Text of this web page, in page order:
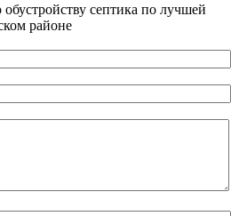
септика по лучшей
районе